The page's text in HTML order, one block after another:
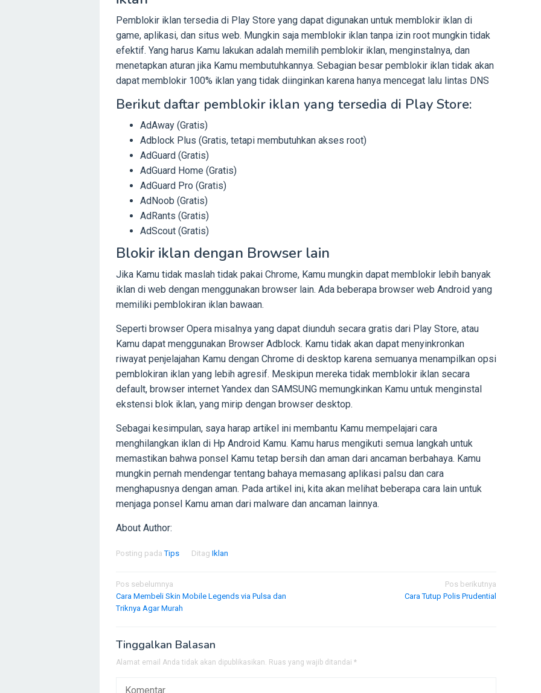
Pemblokir iklan tersedia di Play Store yang dapat digunakan untuk memblokir iklan di
game, aplikasi, dan situs web. Mungkin saja memblokir iklan tanpa izin root mungkin tidak
efektif. Yang harus Kamu lakukan adalah memilih pemblokir iklan, menginstalnya, dan
menetapkan aturan jika Kamu membutuhkannya. Sebagian besar pemblokir iklan tidak akan
dapat memblokir 100% iklan yang tidak diinginkan karena hanya mencegat lalu lintas DNS
Berikut daftar pemblokir iklan yang tersedia di Play Store:
AdAway (Gratis)
Adblock Plus (Gratis, tetapi membutuhkan akses root)
AdGuard (Gratis)
AdGuard Home (Gratis)
AdGuard Pro (Gratis)
AdNoob (Gratis)
AdRants (Gratis)
AdScout (Gratis)
Blokir iklan dengan Browser lain
Jika Kamu tidak maslah tidak pakai Chrome, Kamu mungkin dapat memblokir lebih banyak
iklan di web dengan menggunakan browser lain. Ada beberapa browser web Android yang
memiliki pemblokiran iklan bawaan.
Seperti browser Opera misalnya yang dapat diunduh secara gratis dari Play Store, atau
Kamu dapat menggunakan Browser Adblock. Kamu tidak akan dapat menyinkronkan
riwayat penjelajahan Kamu dengan Chrome di desktop karena semuanya menampilkan opsi
pemblokiran iklan yang lebih agresif. Meskipun mereka tidak memblokir iklan secara
default, browser internet Yandex dan SAMSUNG memungkinkan Kamu untuk menginstal
ekstensi blok iklan, yang mirip dengan browser desktop.
Sebagai kesimpulan, saya harap artikel ini membantu Kamu mempelajari cara
menghilangkan iklan di Hp Android Kamu. Kamu harus mengikuti semua langkah untuk
memastikan bahwa ponsel Kamu tetap bersih dan aman dari ancaman berbahaya. Kamu
mungkin pernah mendengar tentang bahaya memasang aplikasi palsu dan cara
menghapusnya dengan aman. Pada artikel ini, kita akan melihat beberapa cara lain untuk
menjaga ponsel Kamu aman dari malware dan ancaman lainnya.
About Author:
Posting padaTips Ditag Iklan
Navigasi
pos
Pos sebelumnya
Cara Membeli Skin Mobile Legends via Pulsa dan
Triknya Agar Murah
Pos berikutnya
Cara Tutup Polis Prudential
Tinggalkan Balasan
Alamat email Anda tidak akan dipublikasikan. Ruas yang wajib ditandai *